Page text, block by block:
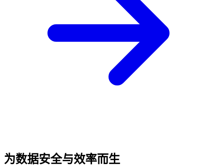
为数据安全与效率而生